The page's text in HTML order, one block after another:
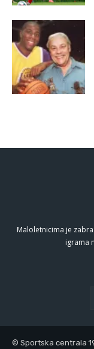
Maloletnicima je
igrama
© Sportska centrala